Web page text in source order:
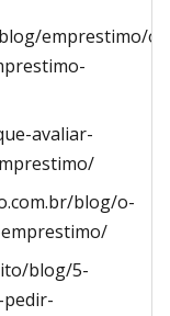
emprestimo/o-
avaliar-
blog/o-
blog/5-